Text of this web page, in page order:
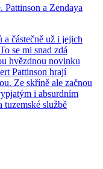
Pattinson a Zendaya
částečně už i jejich
se mi snad zdá
hvězdnou novinku
Pattinson hrají
Ze skříně ale začnou
i absurdním
tuzemské službě